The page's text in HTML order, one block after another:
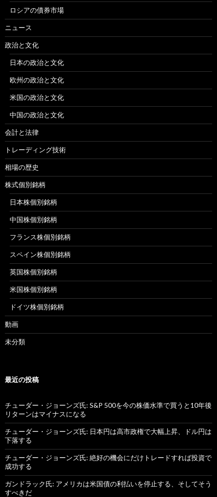
ロシアの債券市場
ニュース
政治と文化
日本の政治と文化
欧州の政治と文化
米国の政治と文化
中国の政治と文化
会計と法律
トレーディング技術
相場の歴史
株式個別銘柄
日本株個別銘柄
中国株個別銘柄
フランス株個別銘柄
スペイン株個別銘柄
英国株個別銘柄
米国株個別銘柄
ドイツ株個別銘柄
動画
未分類
最近の投稿
チューダー・ジョーンズ氏: S&P 500を今の株価水準で買うと10年後
リターンはマイナスになる
チューダー・ジョーンズ氏: 日本円は高市政権で大幅上昇、ドル円は
下落する
チューダー・ジョーンズ氏: 絶好の機会にだけトレードすれば投資で
成功する
ガンドラック氏: アメリカは米国債の利払いを停止する、そしてそう
すべきだ